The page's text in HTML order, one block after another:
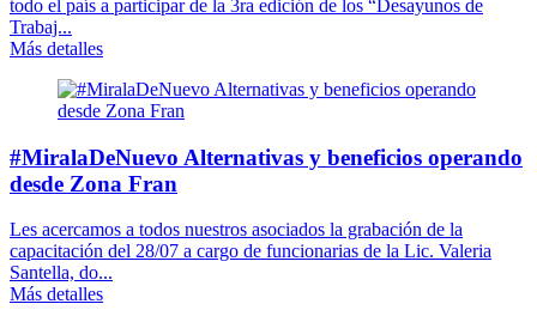
todo el país a participar de la 3ra edición de los “Desayunos de
Trabaj...
Más detalles
#MiralaDeNuevo Alternativas y beneficios operando
desde Zona Fran
Les acercamos a todos nuestros asociados la grabación de la
capacitación del 28/07 a cargo de funcionarias de la Lic. Valeria
Santella, do...
Más detalles